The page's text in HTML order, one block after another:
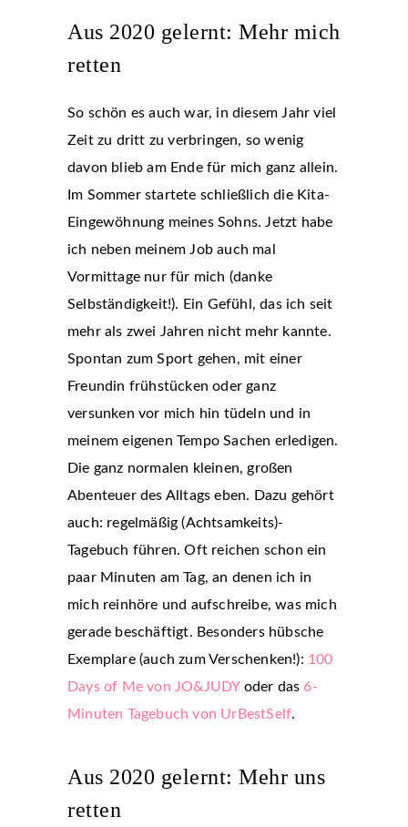
Aus 2020 gelernt: Mehr mich
retten
So schön es auch war, in diesem Jahr viel
Zeit zu dritt zu verbringen, so wenig
davon blieb am Ende für mich ganz allein.
Im Sommer startete schließlich die Kita-
Eingewöhnung meines Sohns. Jetzt habe
ich neben meinem Job auch mal
Vormittage nur für mich (danke
Selbständigkeit!). Ein Gefühl, das ich seit
mehr als zwei Jahren nicht mehr kannte.
Spontan zum Sport gehen, mit einer
Freundin frühstücken oder ganz
versunken vor mich hin tüdeln und in
meinem eigenen Tempo Sachen erledigen.
Die ganz normalen kleinen, großen
Abenteuer des Alltags eben. Dazu gehört
auch: regelmäßig (Achtsamkeits)-
Tagebuch führen. Oft reichen schon ein
paar Minuten am Tag, an denen ich in
mich reinhöre und aufschreibe, was mich
gerade beschäftigt. Besonders hübsche
Exemplare (auch zum Verschenken!): 100
Days of Me von JO&JUDYoder das 6-
Minuten Tagebuch von UrBestSelf.
Aus 2020 gelernt: Mehr uns
retten